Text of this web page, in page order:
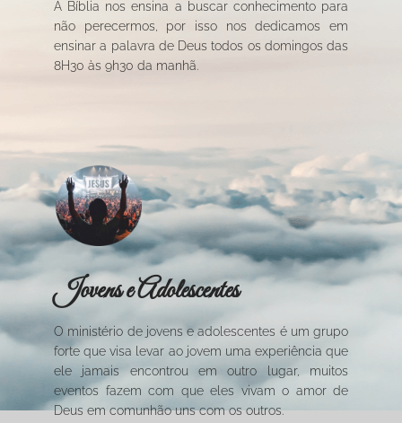
A Bíblia nos ensina a buscar conhecimento para
não perecermos, por isso nos dedicamos em
ensinar a palavra de Deus todos os domingos das
8H30 às 9h30 da manhã.
Jovens e Adolescentes
O ministério de jovens e adolescentes é um grupo
forte que visa levar ao jovem uma experiência que
ele jamais encontrou em outro lugar, muitos
eventos fazem com que eles vivam o amor de
Deus em comunhão uns com os outros.